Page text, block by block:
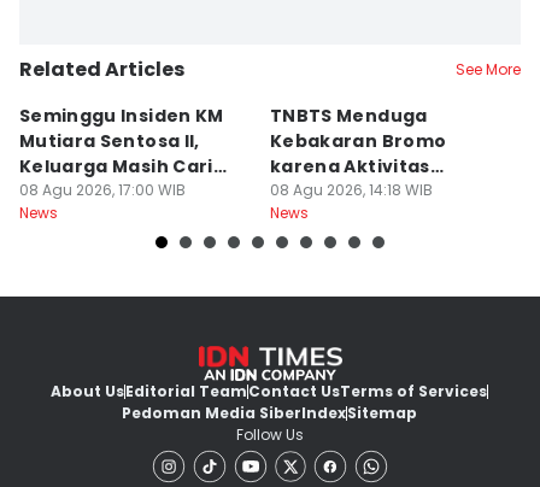
Related Articles See More
Seminggu Insiden KM
Mutiara Sentosa II,
Keluarga Masih Cari
Korban
08 Agu 2026, 17:00 WIB
News
TNBTS Menduga
Kebakaran Bromo
karena Aktivitas
Manusia
08 Agu 2026, 14:18 WIB
News
About UsEditorial TeamContact UsTerms of Services
Pedoman Media SiberIndexSitemap
Follow Us